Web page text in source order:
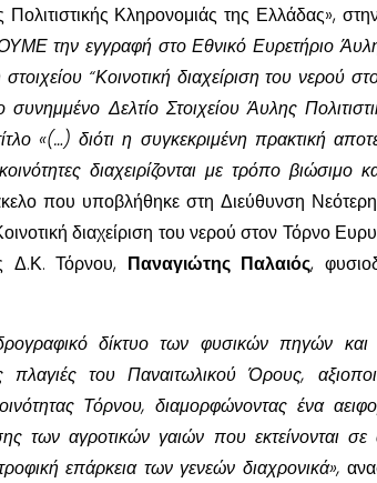
Κληρονομιάς της Ελλάδας»,
την εγγραφή στο Εθνικό Ευρετήριο
“Κοινοτική διαχείριση του νερού
συνημμένο Δελτίο Στοιχείου Άυλης
«(…) διότι η συγκεκριμένη πρακτική
διαχειρίζονται με τρόπο βιώσιμο
που υποβλήθηκε στη Διεύθυνση
διαχείριση του νερού στον Τόρνο
Δ.Κ. Τόρνου, Παναγιώτης Παλαιός,
δίκτυο των φυσικών πηγών και
πλαγιές του Παναιτωλικού Όρους,
Τόρνου, διαμορφώνοντας ένα
των αγροτικών γαιών που εκτείνονται σε
επάρκεια των γενεών διαχρονικά»,